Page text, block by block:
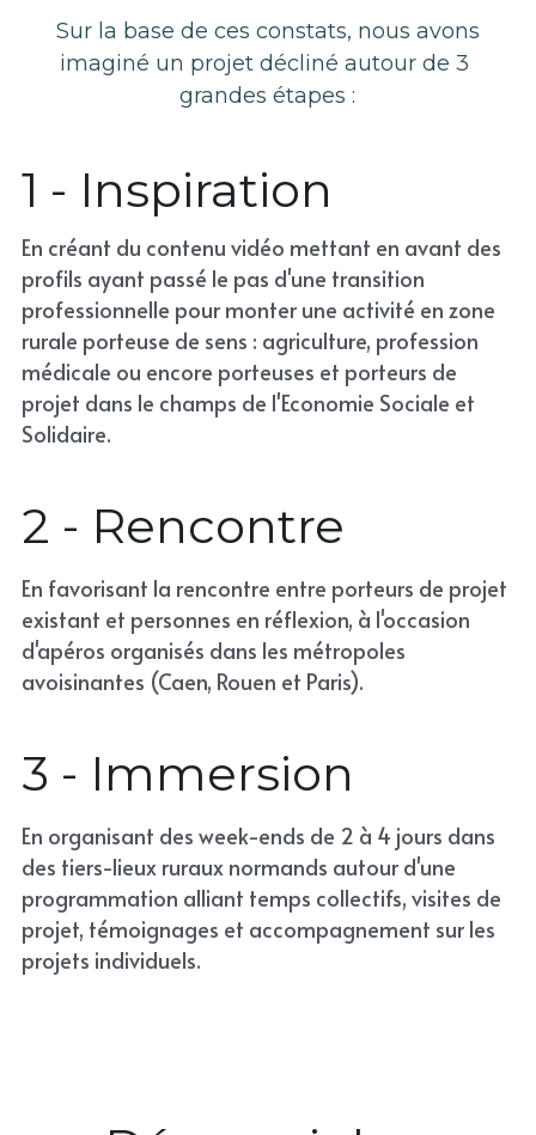
imaginé un projet décliné autour de 3
grandes étapes :
1 - Inspiration
En créant du contenu vidéo mettant en avant des
profils ayant passé le pas d'une transition
professionnelle pour monter une activité en zone
rurale porteuse de sens : agriculture, profession
médicale ou encore porteuses et porteurs de
projet dans le champs de l'Economie Sociale et
Solidaire.
2 - Rencontre
En favorisant la rencontre entre porteurs de projet
existant et personnes en réflexion, à l'occasion
d'apéros organisés dans les métropoles
avoisinantes (Caen, Rouen et Paris).
3 - Immersion
En organisant des week-ends de 2 à 4 jours dans
des tiers-lieux ruraux normands autour d'une
programmation alliant temps collectifs, visites de
projet, témoignages et accompagnement sur les
projets individuels.